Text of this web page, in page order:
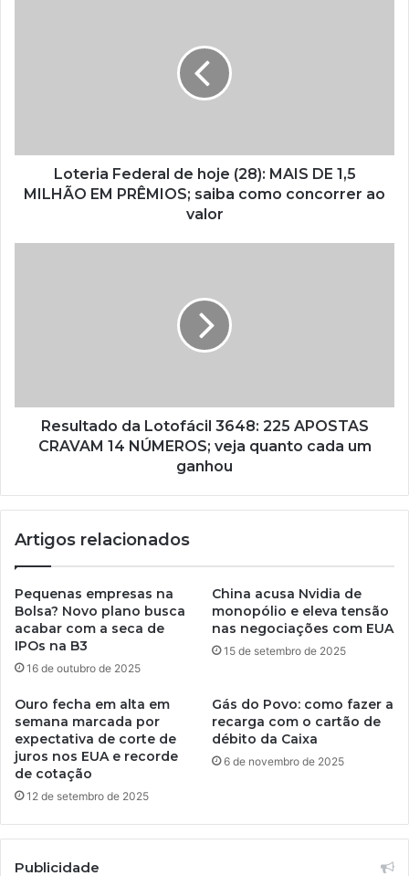
Loteria Federal de hoje (28): MAIS DE 1,5
MILHÃO EM PRÊMIOS; saiba como concorrer ao
valor
Resultado da Lotofácil 3648: 225 APOSTAS
CRAVAM 14 NÚMEROS; veja quanto cada um
ganhou
Artigos relacionados
Pequenas empresas na
Bolsa? Novo plano busca
acabar com a seca de
IPOs na B3
16 de outubro de 2025
China acusa Nvidia de
monopólio e eleva tensão
nas negociações com EUA
15 de setembro de 2025
Ouro fecha em alta em
semana marcada por
expectativa de corte de
juros nos EUA e recorde
de cotação
12 de setembro de 2025
Gás do Povo: como fazer a
recarga com o cartão de
débito da Caixa
6 de novembro de 2025
Publicidade